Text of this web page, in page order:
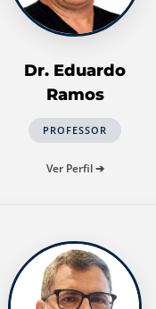
Dr. Eduardo
Ramos
PROFESSOR
Ver Perfil ➔